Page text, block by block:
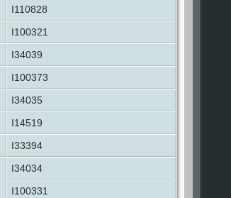
I110828
I100321
I34039
I100373
I34035
I14519
I33394
I34034
I100331